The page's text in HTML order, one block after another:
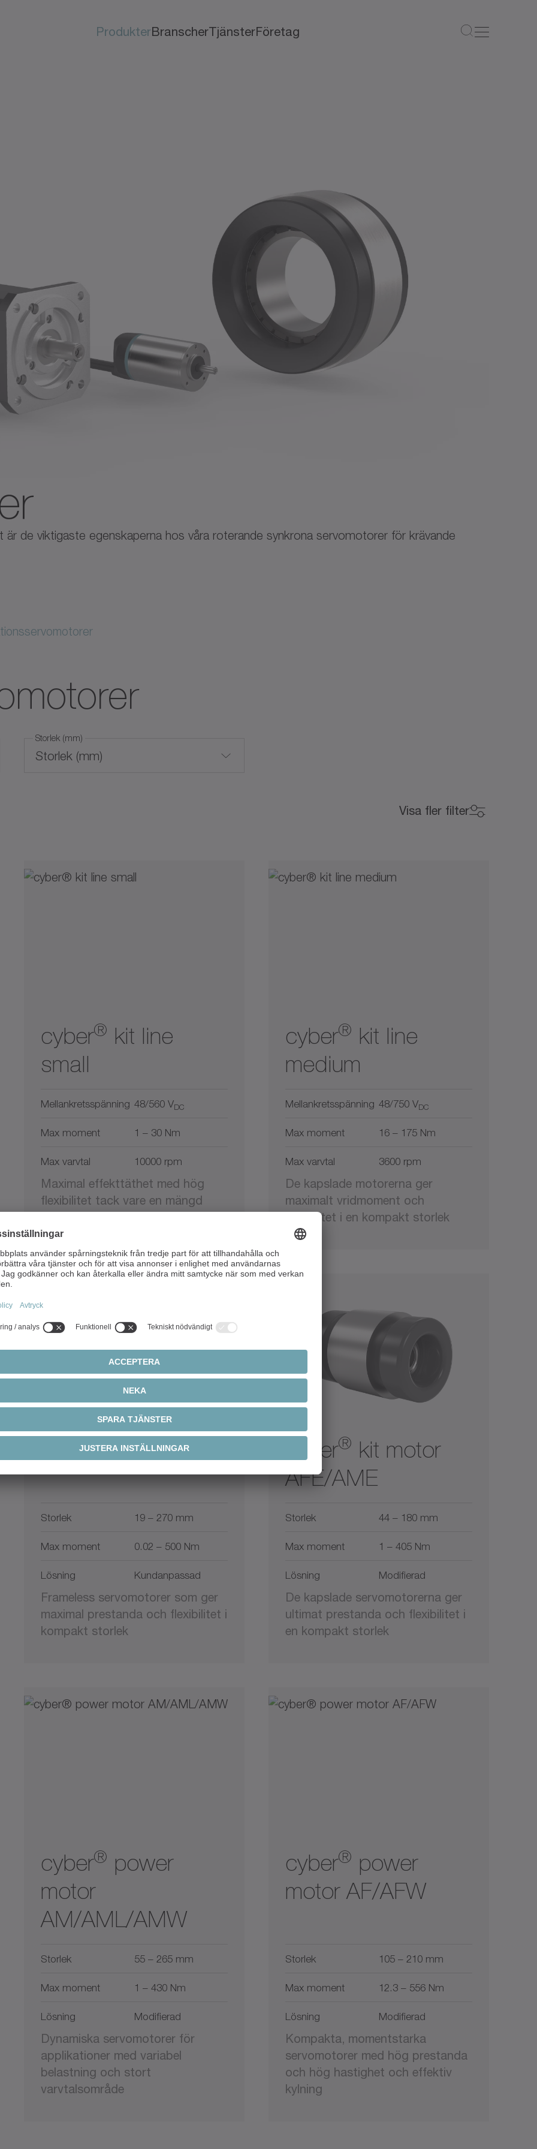
ProdukterBranscherTjänsterFöretag
är de viktigaste egenskaperna hos våra roterande synkrona servomotorer för krävande
Storlek (mm)
Storlek (mm)
Visa fler filter
cyber® kit line
small
Mellankretsspänning 48/560 VDC
Max moment 1 – 30 Nm
Max varvtal 10000 rpm
Maximal effekttäthet med hög
flexibilitet tack vare en mängd
cyber® kit line
medium
Mellankretsspänning 48/750 VDC
Max moment 16 – 175 Nm
Max varvtal 3600 rpm
De kapslade motorerna ger
maximalt vridmoment och
flexibilitet i en kompakt storlek
cyber®kit motor
Storlek 19 – 270 mm
Max moment 0.02 – 500 Nm
Lösning Kundanpassad
Frameless servomotorer som ger
maximal prestanda och flexibilitet i
kompakt storlek
cyber® kit motor
AFE/AME
Storlek 44 – 180 mm
Max moment 1 – 405 Nm
Lösning Modifierad
De kapslade servomotorerna ger
ultimat prestanda och flexibilitet i
en kompakt storlek
cyber® power
motor
AM/AML/AMW
Storlek 55 – 265 mm
Max moment 1 – 430 Nm
Lösning Modifierad
Dynamiska servomotorer för
applikationer med variabel
belastning och stort
varvtalsområde
cyber® power
motor AF/AFW
Storlek 105 – 210 mm
Max moment 12.3 – 556 Nm
Lösning Modifierad
Kompakta, momentstarka
servomotorer med hög prestanda
och hög hastighet och effektiv
kylning